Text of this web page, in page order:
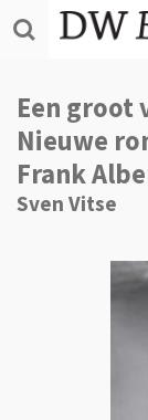
Ga
direct
de
hoofdinhoud
Een groot
Nieuwe
Frank
Sven Vitse